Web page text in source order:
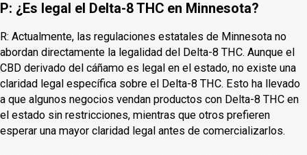
P: ¿Es legal el Delta-8 THC en Minnesota?
R: Actualmente, las regulaciones estatales de Minnesota no
abordan directamente la legalidad del Delta-8 THC. Aunque el
CBD derivado del cáñamo es legal en el estado, no existe una
claridad legal específica sobre el Delta-8 THC. Esto ha llevado
a que algunos negocios vendan productos con Delta-8 THC en
el estado sin restricciones, mientras que otros prefieren
esperar una mayor claridad legal antes de comercializarlos.